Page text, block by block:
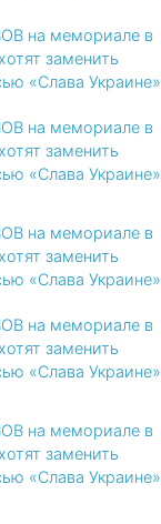
на мемориале в
заменить
«Слава Украине»
на мемориале в
заменить
«Слава Украине»
на мемориале в
заменить
«Слава Украине»
на мемориале в
заменить
«Слава Украине»
на мемориале в
заменить
«Слава Украине»